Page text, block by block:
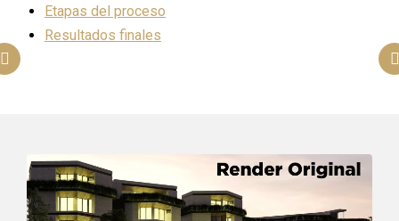
Etapas del proceso
Resultados finales